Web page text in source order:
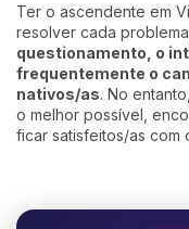
Ter o ascendente em
resolver cada
questionamento, o
frequentemente o
nativos/as. No
o melhor possível,
ficar satisfeitos/as com